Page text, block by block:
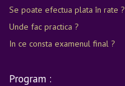
Se poate efectua plata în rate ?
Unde fac practica ?
In ce consta examenul final ?
Program :